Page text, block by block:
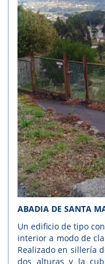
ABADIA DE SANTA
Un edificio de tipo
interior a modo de
Realizado en sillería
dos alturas y la